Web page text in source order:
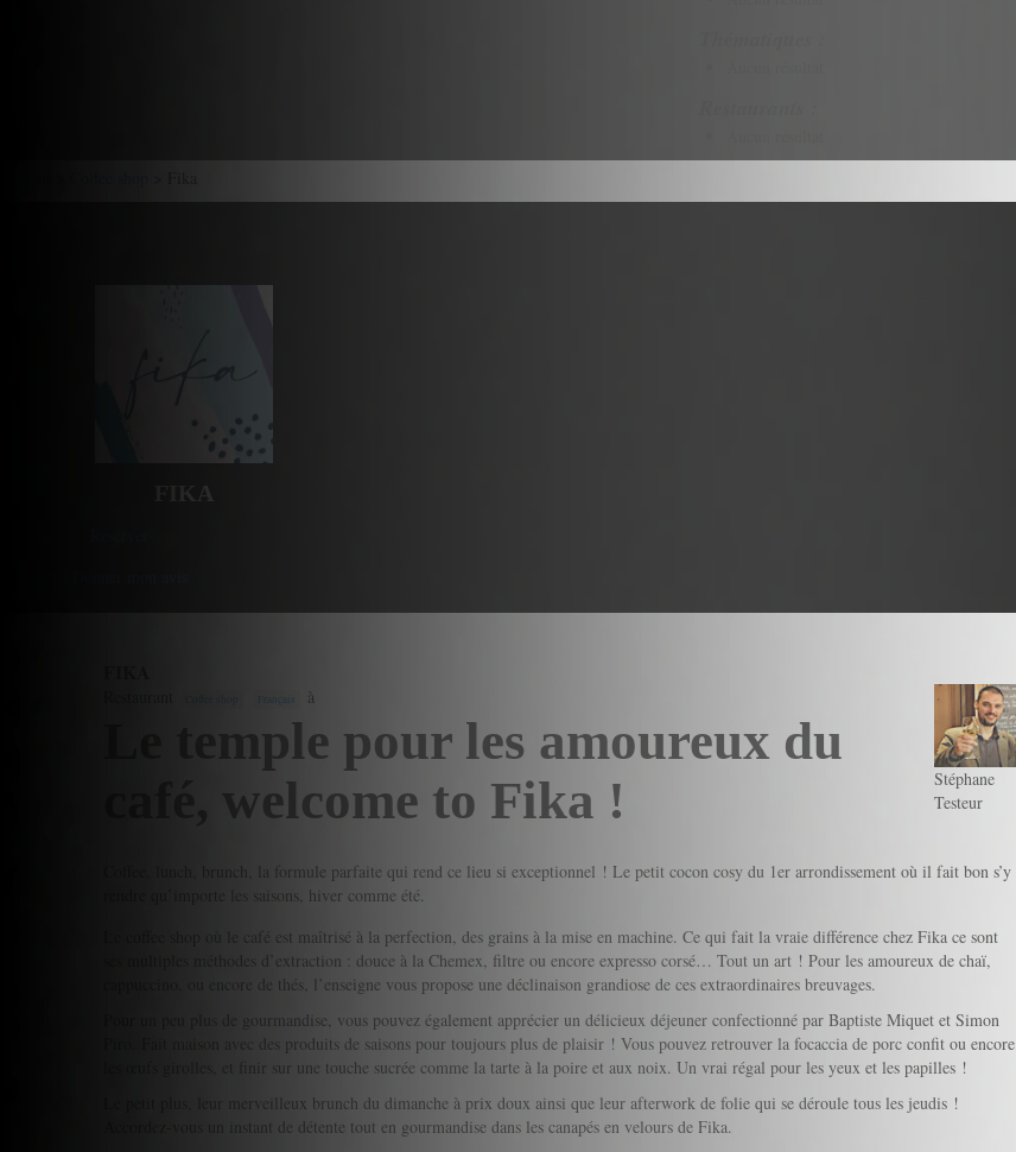
Français à
Le temple pour les amoureux du
café, welcome to Fika !
Stéphane
Testeur
Coffee, lunch, brunch, la formule parfaite qui rend ce lieu si exceptionnel ! Le petit cocon cosy du 1er arrondissement où il fait bon s’y
rendre qu’importe les saisons, hiver comme été.
Le coffee shop où le café est maîtrisé à la perfection, des grains à la mise en machine. Ce qui fait la vraie différence chez Fika ce sont
ses multiples méthodes d’extraction : douce à la Chemex, filtre ou encore expresso corsé… Tout un art ! Pour les amoureux de chaï,
cappuccino, ou encore de thés, l’enseigne vous propose une déclinaison grandiose de ces extraordinaires breuvages.
Pour un peu plus de gourmandise, vous pouvez également apprécier un délicieux déjeuner confectionné par Baptiste Miquet et Simon
Piro. Fait maison avec des produits de saisons pour toujours plus de plaisir ! Vous pouvez retrouver la focaccia de porc confit ou encore
les œufs girolles, et finir sur une touche sucrée comme la tarte à la poire et aux noix. Un vrai régal pour les yeux et les papilles !
Le petit plus, leur merveilleux brunch du dimanche à prix doux ainsi que leur afterwork de folie qui se déroule tous les jeudis !
Accordez-vous un instant de détente tout en gourmandise dans les canapés en velours de Fika.